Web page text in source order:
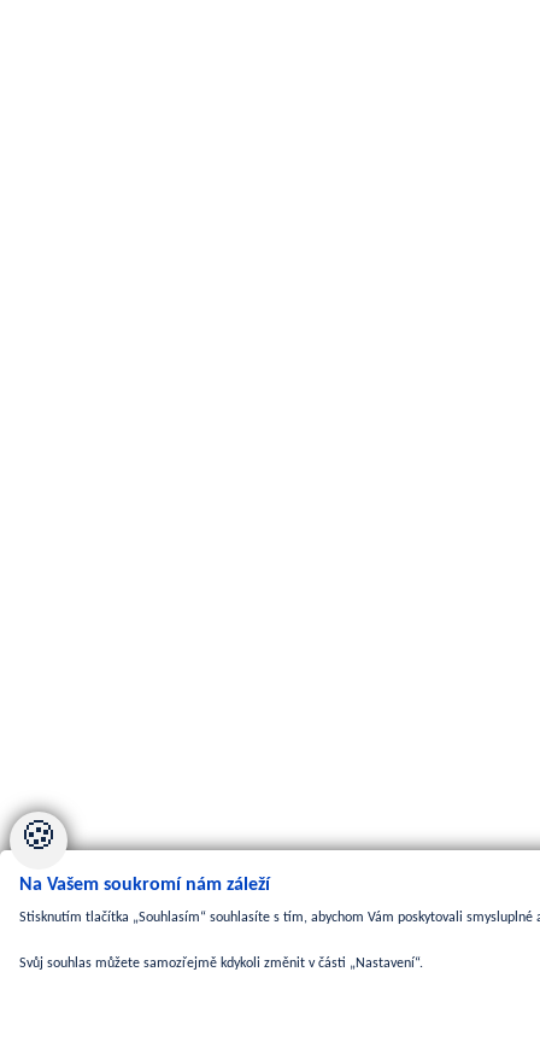
🍪
Na Vašem soukromí nám záleží
Stisknutím tlačítka „Souhlasím“ souhlasíte s tím, abychom Vám poskytovali
Svůj souhlas můžete samozřejmě kdykoli změnit v části „Nastavení“.